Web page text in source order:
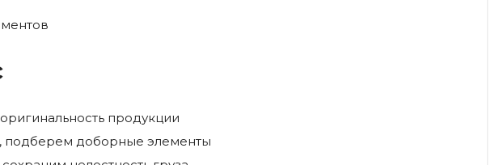
продукции
подберем доборные элементы